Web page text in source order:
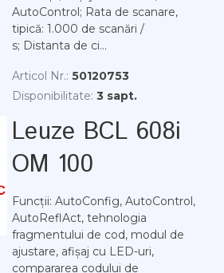
AutoControl; Rata de scanare,
tipică: 1.000 de scanări /
s; Distanta de ci...
Articol Nr.: 50120753
Disponibilitate: 3 sapt.
Leuze BCL 608i
OM 100
Funcții: AutoConfig, AutoControl,
AutoReflAct, tehnologia
fragmentului de cod, modul de
ajustare, afișaj cu LED-uri,
compararea codului de